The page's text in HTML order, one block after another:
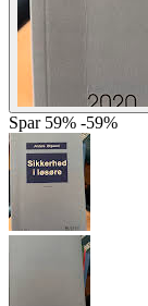
Spar 59% -59%